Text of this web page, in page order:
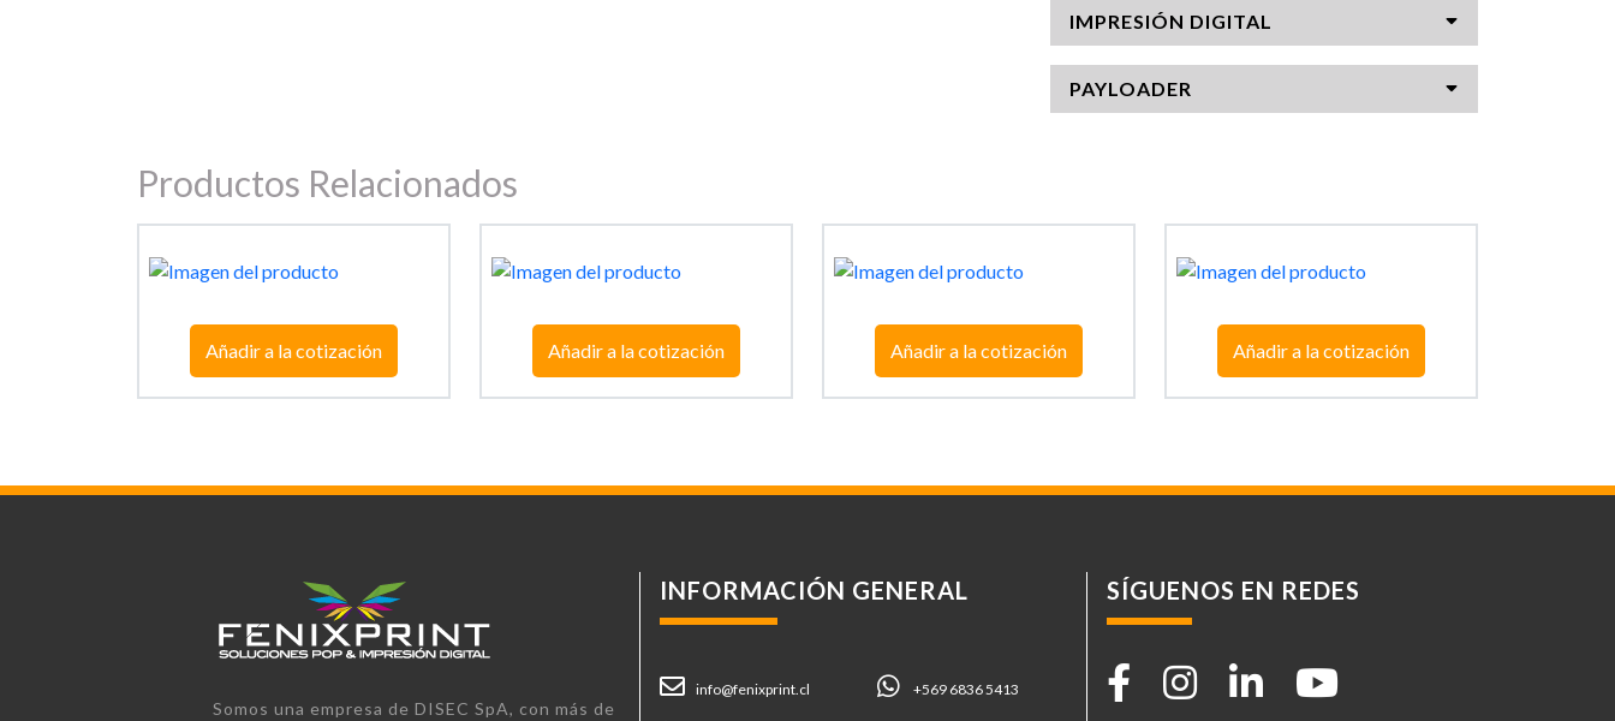
IMPRESIÓN DIGITAL
PAYLOADER
Productos Relacionados
Añadir a la cotización Añadir a la cotización Añadir a la cotización Añadir a la cotización
Somos una empresa de DISEC SpA, con más de
INFORMACIÓN GENERAL
info@fenixprint.cl +569 6836 5413
SÍGUENOS EN REDES